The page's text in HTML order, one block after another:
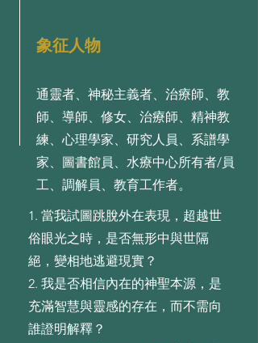
象征人物
通靈者、神秘主義者、治療師、教
師、導師、修女、治療師、精神教
練、心理學家、研究人員、系譜學
家、圖書館員、水療中心所有者/員
工、調解員、教育工作者。
1. 當我試圖跳脫外在表現，超越世
俗眼光之時，是否無形中與世隔
絕，變相地逃避現實？
2. 我是否相信內在的神聖本源，是
充滿智慧與靈感的存在，⽽不需向
誰證明解釋？